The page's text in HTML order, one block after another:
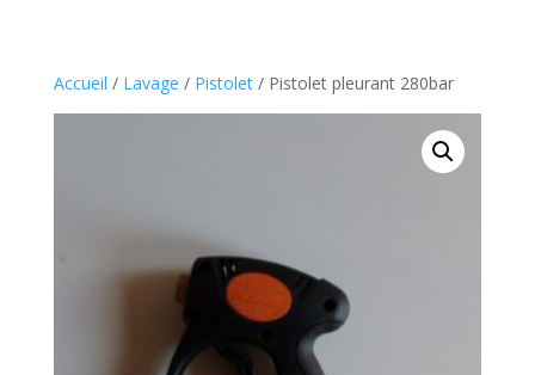
Accueil / Lavage / Pistolet/ Pistolet pleurant 280bar